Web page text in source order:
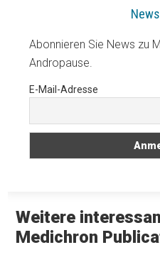
Abonnieren Sie News zu
Andropause.
E-Mail-Adresse
Weitere
Medichron